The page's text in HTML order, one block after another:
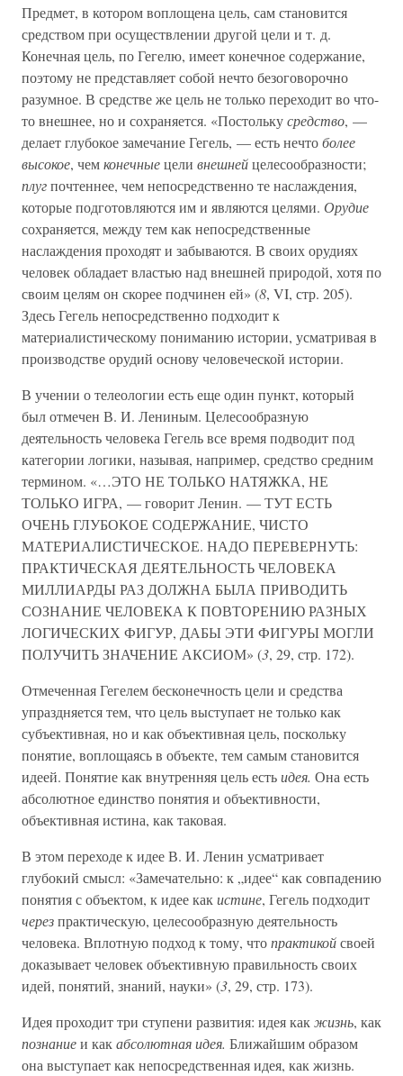
Предмет, в котором воплощена цель, сам становится
средством при осуществлении другой цели и т. д.
Конечная цель, по Гегелю, имеет конечное содержание,
поэтому не представляет собой нечто безоговорочно
разумное. В средстве же цель не только переходит во что-
то внешнее, но и сохраняется. «Постолькусредство, —
делает глубокое замечание Гегель, — есть нечтоболее
высокое, чемконечныецели внешнейцелесообразности;
плугпочтеннее, чем непосредственно те наслаждения,
которые подготовляются им и являются целями. Орудие
сохраняется, между тем как непосредственные
наслаждения проходят и забываются. В своих орудиях
человек обладает властью над внешней природой, хотя по
своим целям он скорее подчинен ей» (8, VI, стр. 205).
Здесь Гегель непосредственно подходит к
материалистическому пониманию истории, усматривая в
производстве орудий основу человеческой истории.
В учении о телеологии есть еще один пункт, который
был отмечен В. И. Лениным. Целесообразную
деятельность человека Гегель все время подводит под
категории логики, называя, например, средство средним
термином. «…ЭТО НЕ ТОЛЬКО НАТЯЖКА, НЕ
ТОЛЬКО ИГРА, — говорит Ленин. — ТУТ ЕСТЬ
ОЧЕНЬ ГЛУБОКОЕ СОДЕРЖАНИЕ, ЧИСТО
МАТЕРИАЛИСТИЧЕСКОЕ. НАДО ПЕРЕВЕРНУТЬ:
ПРАКТИЧЕСКАЯ ДЕЯТЕЛЬНОСТЬ ЧЕЛОВЕКА
МИЛЛИАРДЫ РАЗ ДОЛЖНА БЫЛА ПРИВОДИТЬ
СОЗНАНИЕ ЧЕЛОВЕКА К ПОВТОРЕНИЮ РАЗНЫХ
ЛОГИЧЕСКИХ ФИГУР, ДАБЫ ЭТИ ФИГУРЫ МОГЛИ
ПОЛУЧИТЬ ЗНАЧЕНИЕ АКСИОМ» (3, 29, стр. 172).
Отмеченная Гегелем бесконечность цели и средства
упраздняется тем, что цель выступает не только как
субъективная, но и как объективная цель, поскольку
понятие, воплощаясь в объекте, тем самым становится
идеей. Понятие как внутренняя цель естьидея. Она есть
абсолютное единство понятия и объективности,
объективная истина, как таковая.
В этом переходе к идее В. И. Ленин усматривает
глубокий смысл: «Замечательно: к „идее“ как совпадению
понятия с объектом, к идее какистине, Гегель подходит
черезпрактическую, целесообразную деятельность
человека. Вплотную подход к тому, чтопрактикойсвоей
доказывает человек объективную правильность своих
идей, понятий, знаний, науки» (3, 29, стр. 173).
Идея проходит три ступени развития: идея какжизнь, как
познаниеи какабсолютная идея. Ближайшим образом
она выступает как непосредственная идея, как жизнь.